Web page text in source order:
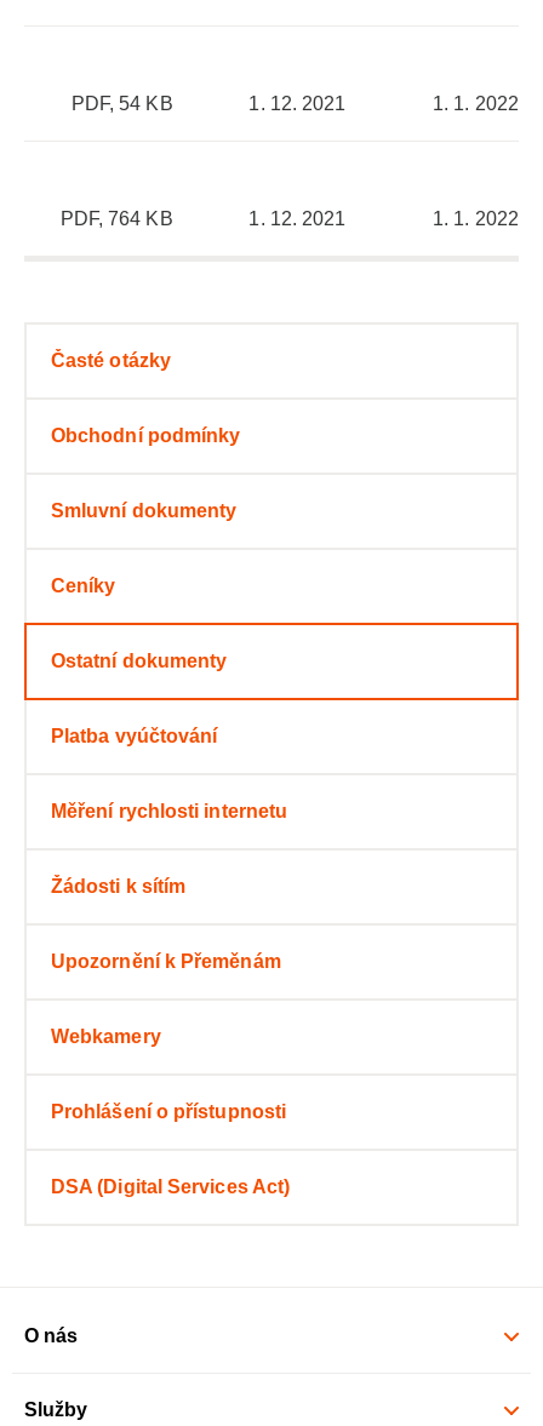
PDF, 54 KB 1. 12. 2021 1. 1. 2022
PDF, 764 KB 1. 12. 2021 1. 1. 2022
Časté otázky
Obchodní podmínky
Smluvní dokumenty
Ceníky
Ostatní dokumenty
Platba vyúčtování
Měření rychlosti internetu
Žádosti k sítím
Upozornění k Přeměnám
Webkamery
Prohlášení o přístupnosti
DSA (Digital Services Act)
O nás
Služby